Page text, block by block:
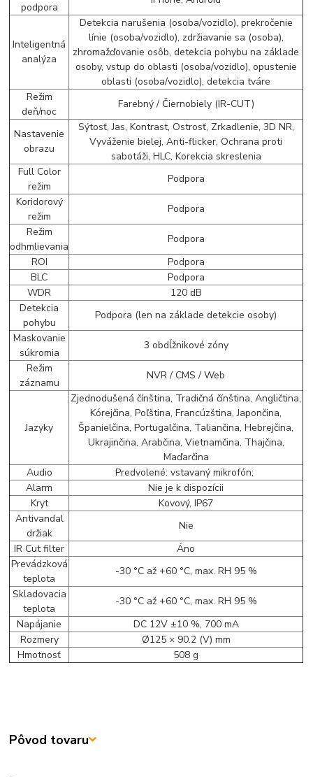
podpora
Inteligentná
analýza
Detekcia narušenia (osoba/vozidlo), prekročenie
línie (osoba/vozidlo), zdržiavanie sa (osoba),
zhromažďovanie osôb, detekcia pohybu na základe
osoby, vstup do oblasti (osoba/vozidlo), opustenie
oblasti (osoba/vozidlo), detekcia tváre
Režim
deň/noc
Farebný / Čiernobiely (IR-CUT)
Nastavenie
obrazu
Sýtosť, Jas, Kontrast, Ostrosť, Zrkadlenie, 3D NR,
Vyváženie bielej, Anti-flicker, Ochrana proti
sabotáži, HLC, Korekcia skreslenia
Full Color
režim
Podpora
Koridorový
režim
Podpora
Režim
odhmlievania
Podpora
ROI
Podpora
BLC
Podpora
WDR
120 dB
Detekcia
pohybu
Podpora (len na základe detekcie osoby)
Maskovanie
súkromia
3 obdĺžnikové zóny
Režim
záznamu
NVR / CMS / Web
Jazyky
Zjednodušená čínština, Tradičná čínština, Angličtina,
Kórejčina, Poľština, Francúzština, Japončina,
Španielčina, Portugalčina, Taliančina, Hebrejčina,
Ukrajinčina, Arabčina, Vietnamčina, Thajčina,
Maďarčina
Audio
Predvolené: vstavaný mikrofón;
Alarm
Nie je k dispozícii
Kryt
Kovový, IP67
Antivandal
držiak
Nie
IR Cut filter
Áno
Prevádzková
teplota
-30 °C až +60 °C, max. RH 95 %
Skladovacia
teplota
-30 °C až +60 °C, max. RH 95 %
Napájanie
DC 12V ±10 %, 700 mA
Rozmery
Ø125 × 90.2 (V) mm
Hmotnosť
508 g
Pôvod tovaru